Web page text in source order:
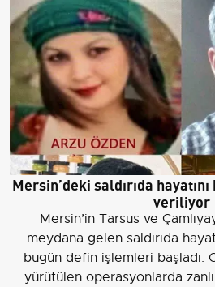
Mersin’deki saldırıda
veriliyor
Mersin’in Tarsus ve
meydana gelen saldırıda
bugün defin işlemleri başladı.
yürütülen operasyonlarda